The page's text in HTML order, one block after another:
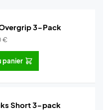
Overgrip 3-Pack
€
panier
Short 3-pack